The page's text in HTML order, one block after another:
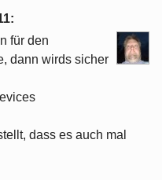
:
für den
dann wirds sicher
dass es auch mal